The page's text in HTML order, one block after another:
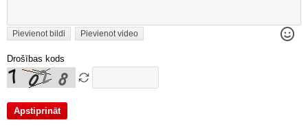
Pievienot bildi Pievienot video
Drošības kods